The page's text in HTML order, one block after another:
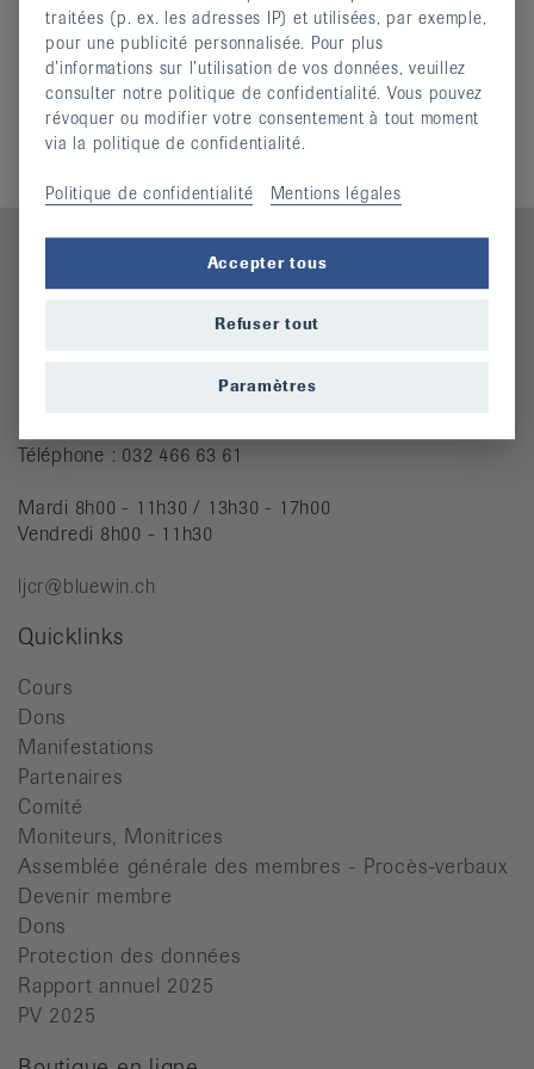
Informations complémentaires
Comité
Téléphone : 032 466 63 61
Mardi 8h00 - 11h30 / 13h30 - 17h00
Vendredi 8h00 - 11h30
ljcr@bluewin.ch
Quicklinks
Cours
Dons
Manifestations
Partenaires
Comité
Moniteurs, Monitrices
Assemblée générale des membres - Procès-verbaux
Devenir membre
Dons
Protection des données
Rapport annuel 2025
PV 2025
traitées (p. ex. les adresses IP) et utilisées, par exemple,
pour une publicité personnalisée. Pour plus
d’informations sur l’utilisation de vos données, veuillez
consulter notre politique de confidentialité. Vous pouvez
révoquer ou modifier votre consentement à tout moment
via la politique de confidentialité.
Politique de confidentialité Mentions légales
Accepter tous
Refuser tout
Paramètres